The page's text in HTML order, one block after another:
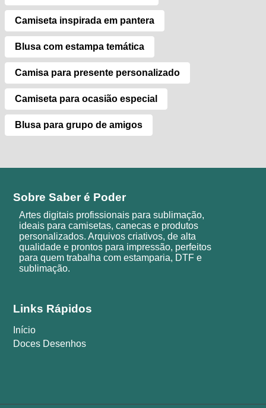
Camiseta inspirada em pantera
Blusa com estampa temática
Camisa para presente personalizado
Camiseta para ocasião especial
Blusa para grupo de amigos
Sobre Saber é Poder
Artes digitais profissionais para sublimação,
ideais para camisetas, canecas e produtos
personalizados. Arquivos criativos, de alta
qualidade e prontos para impressão, perfeitos
para quem trabalha com estamparia, DTF e
sublimação.
Links Rápidos
Início
Doces Desenhos